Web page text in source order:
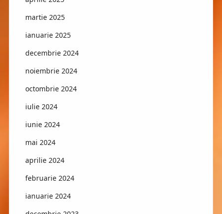
martie 2025
ianuarie 2025
decembrie 2024
noiembrie 2024
octombrie 2024
iulie 2024
iunie 2024
mai 2024
aprilie 2024
februarie 2024
ianuarie 2024